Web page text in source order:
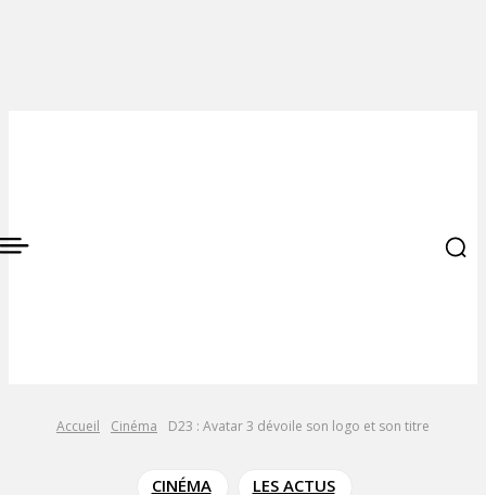
Accueil Cinéma D23 : Avatar 3 dévoile son logo et son titre
CINÉMA LES ACTUS